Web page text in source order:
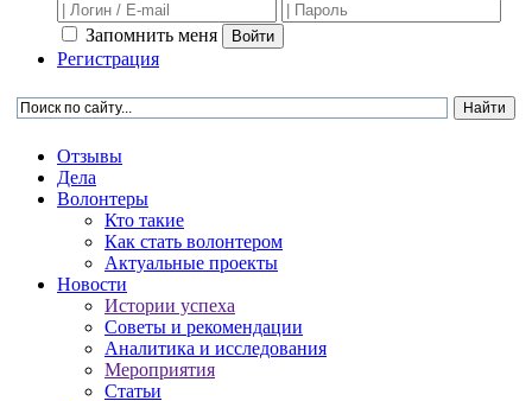
Запомнить меня Войти
Регистрация
Отзывы
Дела
Волонтеры
Кто такие
Как стать волонтером
Актуальные проекты
Новости
Истории успеха
Советы и рекомендации
Аналитика и исследования
Мероприятия
Статьи